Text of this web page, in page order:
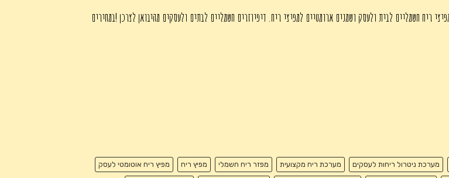
חשמליים לבית ולעסק ושמנים ארומטיים למפיצי ריח. דיפיוזרים חשמליים לבתים ולעסקים מהיבואן לצרכן !במחירים
מערכת ניטרול ריחות לעסקים מערכת ריח מקצועית מפזר ריח חשמלי מפיץ ריח מפיץ ריח אוטומטי לעסק